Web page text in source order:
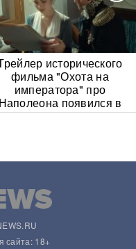
исторического
фильма "Охота на
императора" про
Наполеона появился в
Сети
сайта: 18+